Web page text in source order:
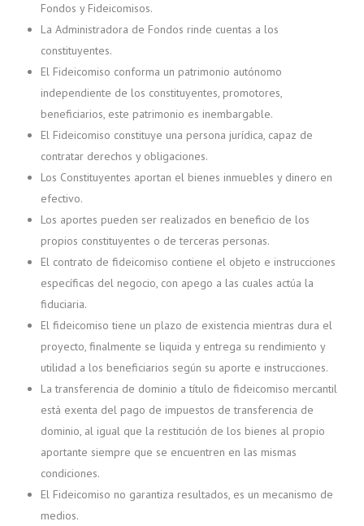
Fondos y Fideicomisos.
La Administradora de Fondos rinde cuentas a los
constituyentes.
El Fideicomiso conforma un patrimonio autónomo
independiente de los constituyentes, promotores,
beneficiarios, este patrimonio es inembargable.
El Fideicomiso constituye una persona jurídica, capaz de
contratar derechos y obligaciones.
Los Constituyentes aportan el bienes inmuebles y dinero en
efectivo.
Los aportes pueden ser realizados en beneficio de los
propios constituyentes o de terceras personas.
El contrato de fideicomiso contiene el objeto e instrucciones
específicas del negocio, con apego a las cuales actúa la
fiduciaria.
El fideicomiso tiene un plazo de existencia mientras dura el
proyecto, finalmente se liquida y entrega su rendimiento y
utilidad a los beneficiarios según su aporte e instrucciones.
La transferencia de dominio a título de fideicomiso mercantil
está exenta del pago de impuestos de transferencia de
dominio, al igual que la restitución de los bienes al propio
aportante siempre que se encuentren en las mismas
condiciones.
El Fideicomiso no garantiza resultados, es un mecanismo de
medios.